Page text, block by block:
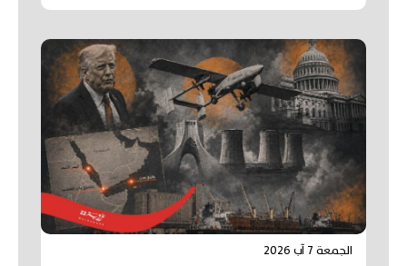
الجمعة 7 آب 2026